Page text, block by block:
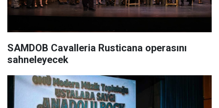
SAMDOB Cavalleria Rusticana operasını
sahneleyecek